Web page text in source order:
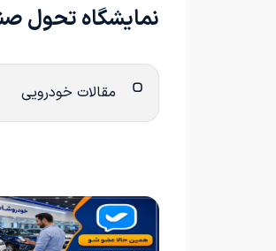
نمایشگاه تحول
مقالات خودرویی